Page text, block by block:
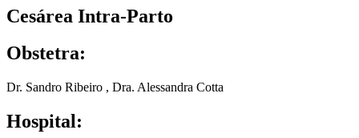
Cesárea Intra-Parto
Obstetra:
Dr. Sandro Ribeiro , Dra. Alessandra Cotta
Hospital: